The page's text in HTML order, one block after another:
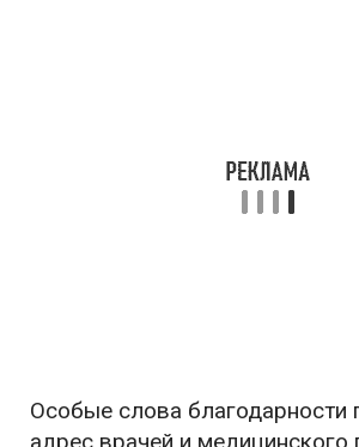
Особые слова благодарности